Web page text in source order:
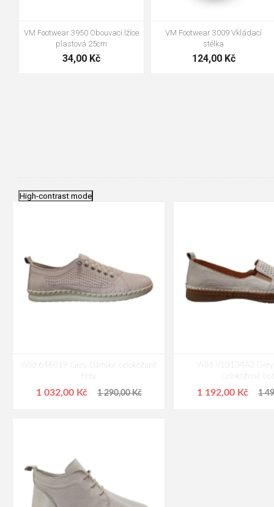
VM Footwear 3950 Obouvací lžíce
plastová 25cm
34,00 Kč
VM Footwear 3009 Vkládací
stélka
124,00 Kč
High-contrast mode
Wild 646019 Grey Dámské celokožené
1 032,00 Kč 1 290,00 Kč
Wild V10134A2 Grey
celokožené boty
1 192,00 Kč 1